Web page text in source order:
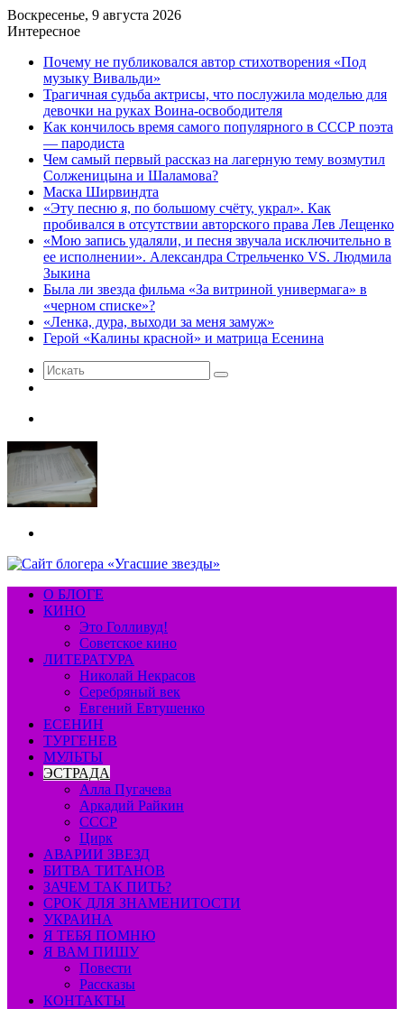
Воскресенье, 9 августа 2026
Интересное
Почему не публиковался автор стихотворения «Под
музыку Вивальди»
Трагичная судьба актрисы, что послужила моделью для
девочки на руках Воина-освободителя
Как кончилось время самого популярного в СССР поэта
— пародиста
Чем самый первый рассказ на лагерную тему возмутил
Солженицына и Шаламова?
Маска Ширвиндта
«Эту песню я, по большому счёту, украл». Как
пробивался в отсутствии авторского права Лев Лещенко
«Мою запись удаляли, и песня звучала исключительно в
ее исполнении». Александра Стрельченко VS. Людмила
Зыкина
Была ли звезда фильма «За витриной универмага» в
«черном списке»?
«Ленка, дура, выходи за меня замуж»
Герой «Калины красной» и матрица Есенина
Искать
О БЛОГЕ
КИНО
Это Голливуд!
Советское кино
ЛИТЕРАТУРА
Николай Некрасов
Серебряный век
Евгений Евтушенко
ЕСЕНИН
ТУРГЕНЕВ
МУЛЬТЫ
ЭСТРАДА
Алла Пугачева
Аркадий Райкин
СССР
Цирк
АВАРИИ ЗВЕЗД
БИТВА ТИТАНОВ
ЗАЧЕМ ТАК ПИТЬ?
СРОК ДЛЯ ЗНАМЕНИТОСТИ
УКРАИНА
Я ТЕБЯ ПОМНЮ
Я ВАМ ПИШУ
Повести
Рассказы
КОНТАКТЫ